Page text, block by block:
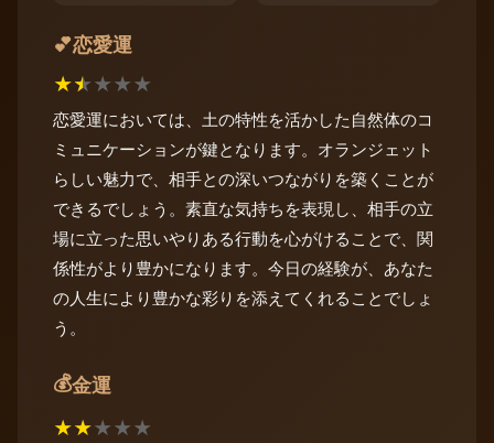
💕恋愛運
★★★★★
恋愛運においては、土の特性を活かした自然体のコ
ミュニケーションが鍵となります。オランジェット
らしい魅力で、相手との深いつながりを築くことが
できるでしょう。素直な気持ちを表現し、相手の立
場に立った思いやりある行動を心がけることで、関
係性がより豊かになります。今日の経験が、あなた
の人生により豊かな彩りを添えてくれることでしょ
う。
💰金運
★★★★★